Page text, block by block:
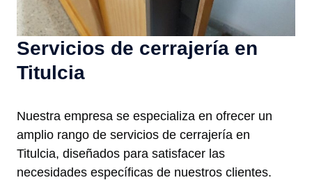
Servicios de cerrajería en
Titulcia
Nuestra empresa se especializa en ofrecer un
amplio rango de servicios de cerrajería en
Titulcia, diseñados para satisfacer las
necesidades específicas de nuestros clientes.